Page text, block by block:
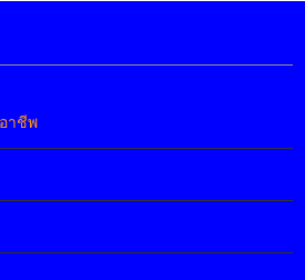
าชีพ